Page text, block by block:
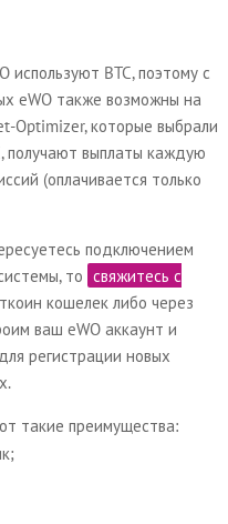
BTC, поэтому с
eWO также возможны на
Optimizer, которые выбрали
получают выплаты каждую
(оплачивается только
подключением
то свяжитесь с
кошелек либо через
ваш eWO аккаунт и
регистрации новых
такие преимущества: